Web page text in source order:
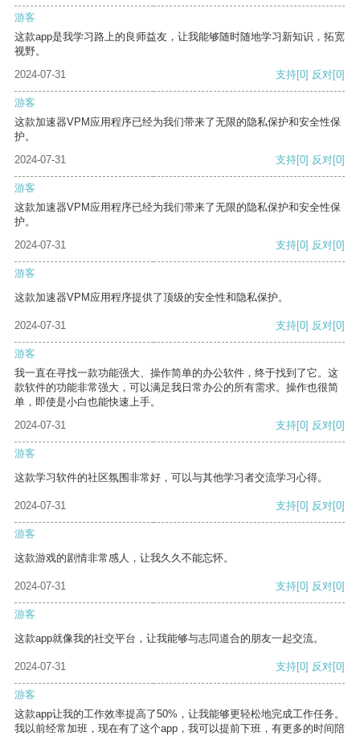
游客
这款app是我学习路上的良师益友，让我能够随时随地学习新知识，拓宽
视野。
2024-07-31
支持[0] 反对[0]
游客
这款加速器VPM应用程序已经为我们带来了无限的隐私保护和安全性保
护。
2024-07-31
支持[0] 反对[0]
游客
这款加速器VPM应用程序已经为我们带来了无限的隐私保护和安全性保
护。
2024-07-31
支持[0] 反对[0]
游客
这款加速器VPM应用程序提供了顶级的安全性和隐私保护。
2024-07-31 支持[0] 反对[0]
游客
我一直在寻找一款功能强大、操作简单的办公软件，终于找到了它。这
款软件的功能非常强大，可以满足我日常办公的所有需求。操作也很简
单，即使是小白也能快速上手。
2024-07-31
支持[0] 反对[0]
游客
这款学习软件的社区氛围非常好，可以与其他学习者交流学习心得。
2024-07-31 支持[0] 反对[0]
游客
这款游戏的剧情非常感人，让我久久不能忘怀。
2024-07-31 支持[0] 反对[0]
游客
这款app就像我的社交平台，让我能够与志同道合的朋友一起交流。
2024-07-31 支持[0] 反对[0]
游客
这款app让我的工作效率提高了50%，让我能够更轻松地完成工作任务。
我以前经常加班，现在有了这个app，我可以提前下班，有更多的时间陪